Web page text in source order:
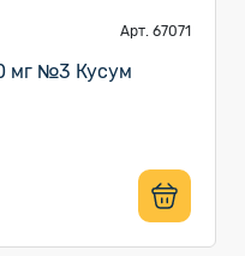
Арт. 67071
мг №3 Кусум